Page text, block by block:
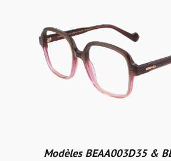
Modèles BEAA003D35 &